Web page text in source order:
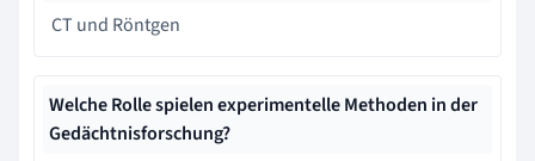
CT und Röntgen
Welche Rolle spielen experimentelle Methoden in der
Gedächtnisforschung?